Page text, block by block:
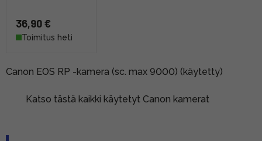
36,90 €
Toimitus heti
Canon EOS RP -kamera (sc. max 9000) (käytetty)
Katso tästä kaikki käytetyt Canon kamerat